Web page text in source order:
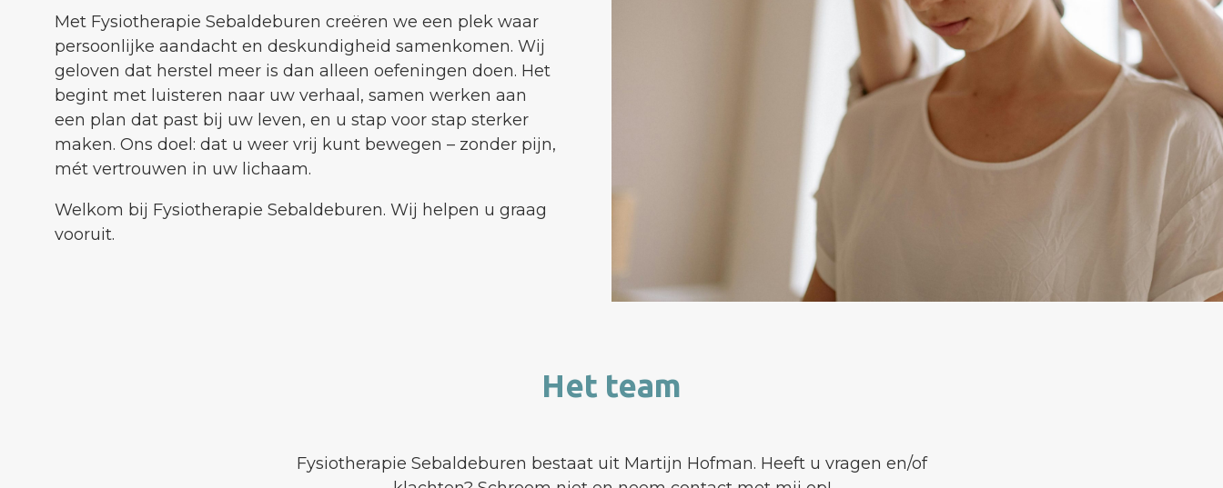
Met Fysiotherapie Sebaldeburen creëren we een plek waar
persoonlijke aandacht en deskundigheid samenkomen. Wij
geloven dat herstel meer is dan alleen oefeningen doen. Het
begint met luisteren naar uw verhaal, samen werken aan
een plan dat past bij uw leven, en u stap voor stap sterker
maken. Ons doel: dat u weer vrij kunt bewegen – zonder pijn,
mét vertrouwen in uw lichaam.
Welkom bij Fysiotherapie Sebaldeburen. Wij helpen u graag
vooruit.
Het team
Fysiotherapie Sebaldeburen bestaat uit Martijn Hofman. Heeft u vragen en/of